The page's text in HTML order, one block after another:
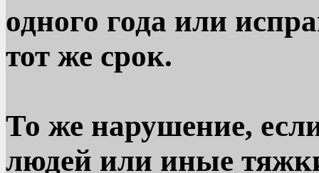
одного года или
тот же срок.
То же нарушение,
людей или иные